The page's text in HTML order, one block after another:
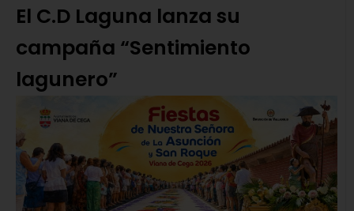
El C.D Laguna lanza su
campaña “Sentimiento
lagunero”